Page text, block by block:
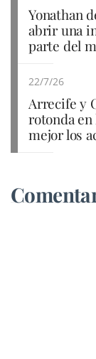
Yonathan
abrir una
parte del
22/7/26
Arrecife y
rotonda
mejor los